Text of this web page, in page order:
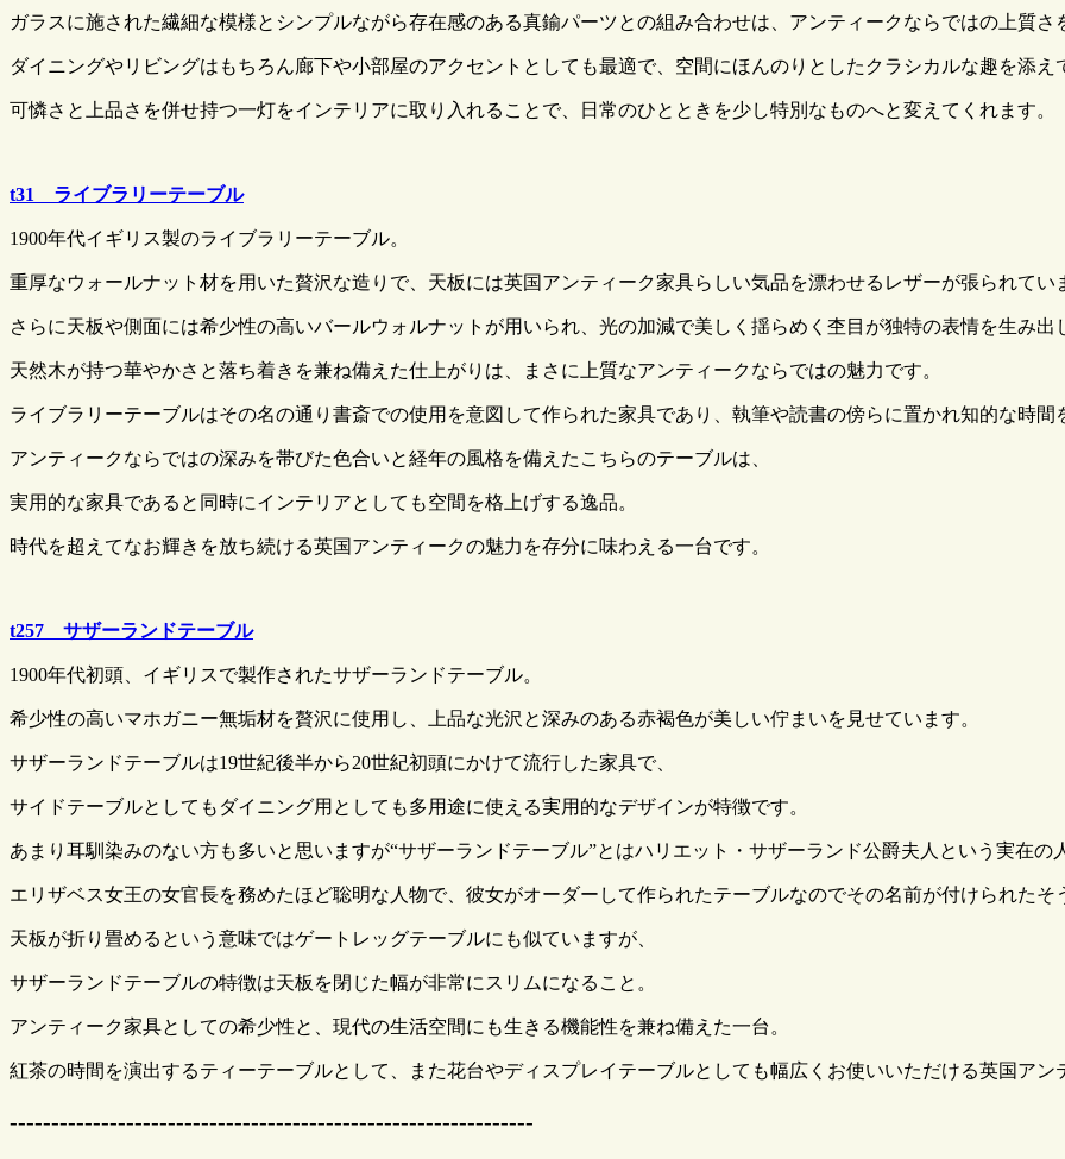
ガラスに施された繊細な模様とシンプルながら存在感のある真鍮パーツとの組み合わせは、アンティークならではの上質さ
ダイニングやリビングはもちろん廊下や小部屋のアクセントとしても最適で、空間にほんのりとしたクラシカルな趣を添え
可憐さと上品さを併せ持つ一灯をインテリアに取り入れることで、日常のひとときを少し特別なものへと変えてくれます。
t31 ライブラリーテーブル
1900年代イギリス製のライブラリーテーブル。
重厚なウォールナット材を用いた贅沢な造りで、天板には英国アンティーク家具らしい気品を漂わせるレザーが張られてい
さらに天板や側面には希少性の高いバールウォルナットが用いられ、光の加減で美しく揺らめく杢目が独特の表情を生み出
天然木が持つ華やかさと落ち着きを兼ね備えた仕上がりは、まさに上質なアンティークならではの魅力です。
ライブラリーテーブルはその名の通り書斎での使用を意図して作られた家具であり、執筆や読書の傍らに置かれ知的な時間
アンティークならではの深みを帯びた色合いと経年の風格を備えたこちらのテーブルは、
実用的な家具であると同時にインテリアとしても空間を格上げする逸品。
時代を超えてなお輝きを放ち続ける英国アンティークの魅力を存分に味わえる一台です。
t257 サザーランドテーブル
1900年代初頭、イギリスで製作されたサザーランドテーブル。
希少性の高いマホガニー無垢材を贅沢に使用し、上品な光沢と深みのある赤褐色が美しい佇まいを見せています。
サザーランドテーブルは19世紀後半から20世紀初頭にかけて流行した家具で、
サイドテーブルとしてもダイニング用としても多用途に使える実用的なデザインが特徴です。
あまり耳馴染みのない方も多いと思いますが“サザーランドテーブル”とはハリエット・サザーランド公爵夫人という実在の
エリザベス女王の女官長を務めたほど聡明な人物で、彼女がオーダーして作られたテーブルなのでその名前が付けられたそ
天板が折り畳めるという意味ではゲートレッグテーブルにも似ていますが、
サザーランドテーブルの特徴は天板を閉じた幅が非常にスリムになること。
アンティーク家具としての希少性と、現代の生活空間にも生きる機能性を兼ね備えた一台。
紅茶の時間を演出するティーテーブルとして、また花台やディスプレイテーブルとしても幅広くお使いいただける英国アン
---------------------------------------------------------------